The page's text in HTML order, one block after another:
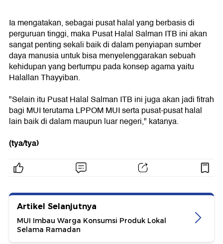
Ia mengatakan, sebagai pusat halal yang berbasis di
perguruan tinggi, maka Pusat Halal Salman ITB ini akan
sangat penting sekali baik di dalam penyiapan sumber
daya manusia untuk bisa menyelenggarakan sebuah
kehidupan yang bertumpu pada konsep agama yaitu
Halallan Thayyiban.
"Selain itu Pusat Halal Salman ITB ini juga akan jadi fitrah
bagi MUI terutama LPPOM MUI serta pusat-pusat halal
lain baik di dalam maupun luar negeri," katanya.
(tya/tya)
Artikel Selanjutnya
MUI Imbau Warga Konsumsi Produk Lokal
Selama Ramadan